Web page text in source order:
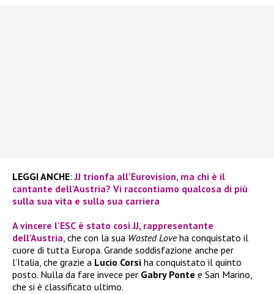
LEGGI ANCHE:JJ trionfa all’Eurovision, ma chi è il
cantante dell’Austria? Vi raccontiamo qualcosa di più
sulla sua vita e sulla sua carriera
A vincere l’ESC è stato cosìJJ, rappresentante
dell’Austria, che con la sua Wasted Loveha conquistato il
cuore di tutta Europa. Grande soddisfazione anche per
l’Italia, che grazie a Lucio Corsi ha conquistato il quinto
posto. Nulla da fare invece per Gabry Ponte e San Marino,
che si è classificato ultimo.